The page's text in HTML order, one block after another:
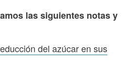
las siguientes notas y
del azúcar en sus